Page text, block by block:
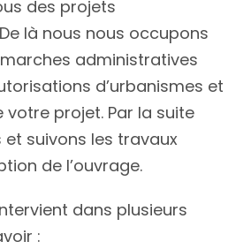
des projets
là nous nous occupons
administratives
d’urbanismes et
projet. Par la suite
suivons les travaux
de l’ouvrage.
intervient dans plusieurs
: